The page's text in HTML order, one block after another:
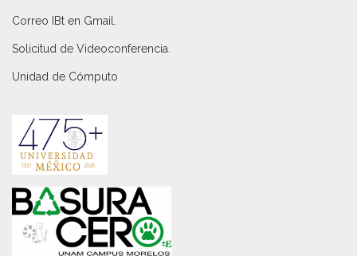
Correo IBt en Gmail
Solicitud de Videoconferencia.
Unidad de Cómputo